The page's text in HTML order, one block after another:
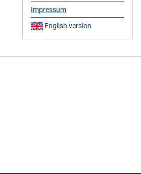
Impressum
English version